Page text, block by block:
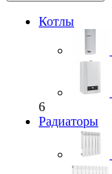
Котлы
6
Радиаторы